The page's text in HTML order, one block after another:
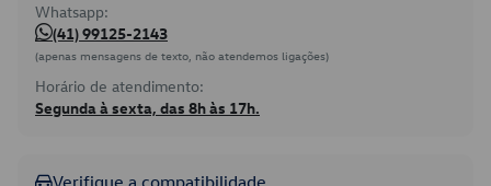
Whatsapp:
(41) 99125-2143
(apenas mensagens de texto, não atendemos ligações)
Horário de atendimento:
Segunda à sexta, das 8h às 17h.
Verifique a compatibilidade